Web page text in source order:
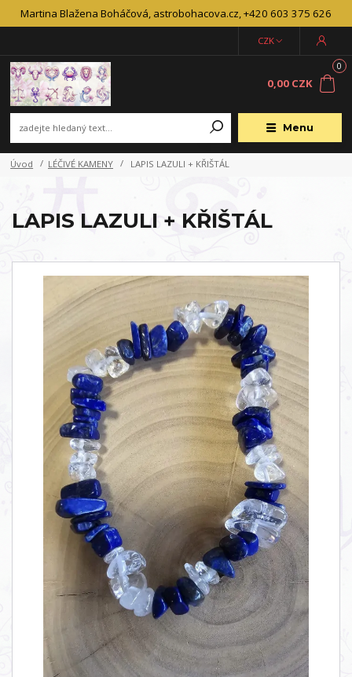
Martina Blažena Boháčová, astrobohacova.cz, +420 603 375 626
Menu
CZK
0
0,00 CZK
Úvod LÉČIVÉ KAMENY LAPIS LAZULI + KŘIŠTÁL
LAPIS LAZULI + KŘIŠTÁL